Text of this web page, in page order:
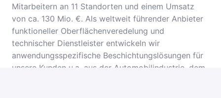
Mitarbeitern an 11 Standorten und einem Umsatz
von ca. 130 Mio. €. Als weltweit führender Anbieter
funktioneller Oberflächenveredelung und
technischer Dienstleister entwickeln wir
anwendungsspezifische Beschichtungslösungen für
unsere Kunden u.a. aus der Automobilindustrie, dem